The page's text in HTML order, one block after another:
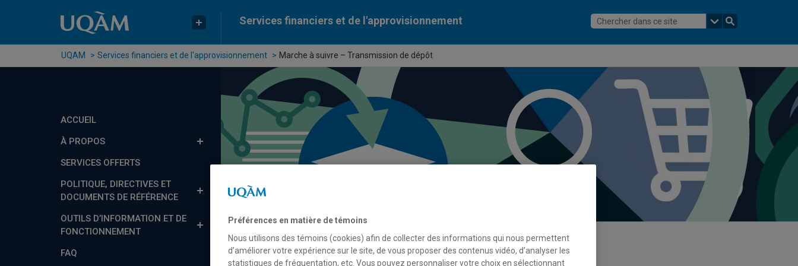
Services financiers et de l'approvisionnement
UQAM Services financiers et de l'approvisionnement Marche à suivre – Transmission de dépôt
ACCUEIL
À PROPOS
SERVICES OFFERTS
POLITIQUE, DIRECTIVES ET
DOCUMENTS DE RÉFÉRENCE
OUTILS D’INFORMATION ET DE
FONCTIONNEMENT
FAQ
Préférences en matière de témoins
Nous utilisons des témoins (cookies) afin de collecter des informations qui nous permettent
d’améliorer votre expérience sur le site, de vous proposer des contenus vidéo, d’analyser les
statistiques de fréquentation, etc. Vous pouvez personnaliser votre choix en sélectionnant